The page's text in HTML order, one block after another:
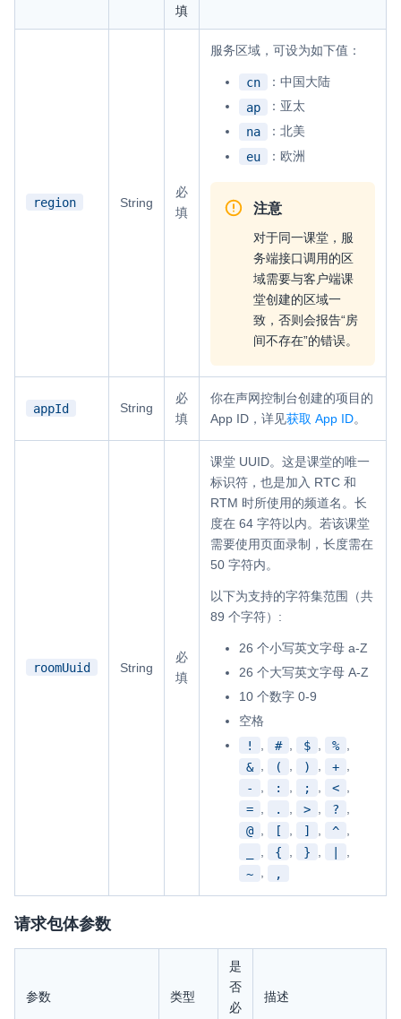
填
region String
必
填
服务区域，可设为如下值：
cn
：中国大陆
ap
：亚太
na
：北美
eu
：欧洲
注意
对于同一课堂，服
务端接口调用的区
域需要与客户端课
堂创建的区域一
致，否则会报告“房
间不存在”的错误。
appId String
必
填
你在声网控制台创建的项目的
App ID，详见获取 App ID。
roomUuid String
必
填
课堂 UUID。这是课堂的唯一
标识符，也是加入 RTC 和
RTM 时所使用的频道名。长
度在 64 字符以内。若该课堂
需要使用页面录制，长度需在
50 字符内。
以下为支持的字符集范围（共
89 个字符）:
26 个小写英文字母 a-Z
26 个大写英文字母 A-Z
10 个数字 0-9
空格
!
# $ %
& , ( , ) , + ,
-
: ; <
=
. > ?
@
[ ] ^
{ } |
~ ,
请求包体参数
参数 类型
是
否
必
描述